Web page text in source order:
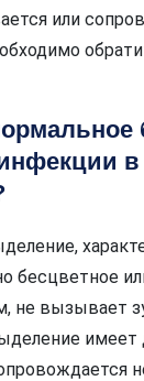
или
в
бесцветное
не вызывает
имеет